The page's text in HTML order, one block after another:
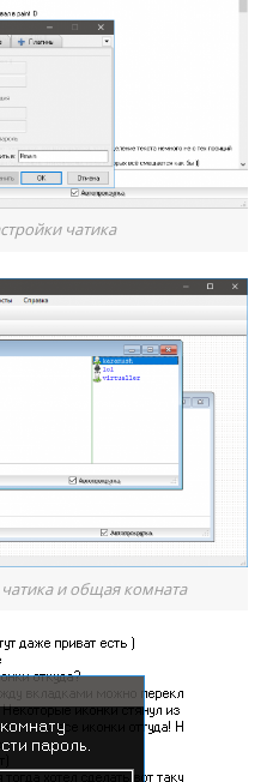
чатика
и общая комната